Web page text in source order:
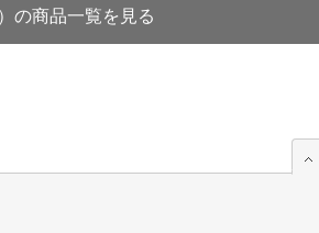
の商品一覧を見る